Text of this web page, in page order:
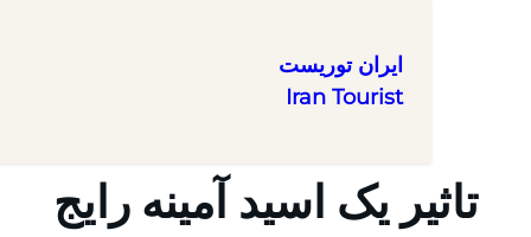
ایران توریست
Iran Tourist
یک اسید آمینه رایج